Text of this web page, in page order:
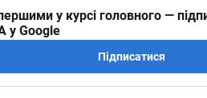
у курсі головного —
у Google
Підписатися